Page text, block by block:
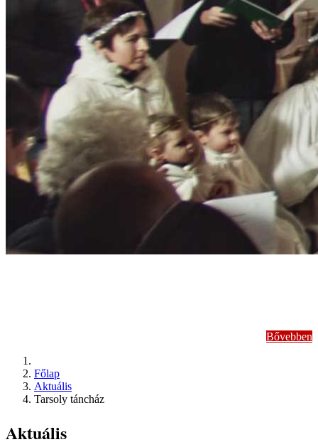
Bővebben
Főlap
Aktuális
Tarsoly táncház
Aktuális